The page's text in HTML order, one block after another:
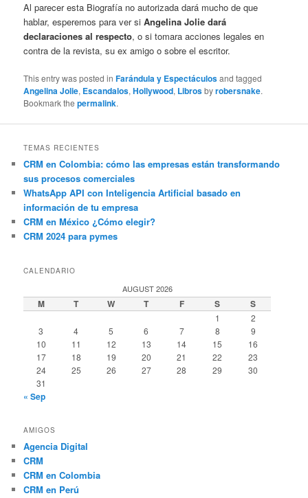
Al parecer esta Biografía no autorizada dará mucho de que
hablar, esperemos para ver siAngelina Jolie dará
declaraciones al respecto, o si tomara acciones legales en
contra de la revista, su ex amigo o sobre el escritor.
This entry was posted inFarándula y Espectáculosand tagged
Angelina Jolie, Escandalos,Hollywood, Librosbyrobersnake.
Bookmark thepermalink.
TEMAS RECIENTES
CRM en Colombia: cómo las empresas están transformando
sus procesos comerciales
WhatsApp API con Inteligencia Artificial basado en
información de tu empresa
CRM en México ¿Cómo elegir?
CRM 2024 para pymes
CALENDARIO
AUGUST 2026
M T W T F S S
1
2
3
4 5 6 7 8
9
10
11 12 13 14 15
16
17
18 19 20 21 22
23
24
25 26 27 28 29
30
31
« Sep
AMIGOS
Agencia Digital
CRM
CRM en Colombia
CRM en Perú